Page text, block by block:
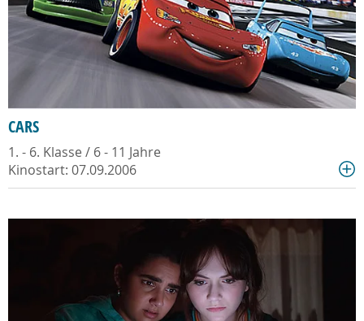
CARS
1. - 6. Klasse / 6 - 11 Jahre
Kinostart: 07.09.2006